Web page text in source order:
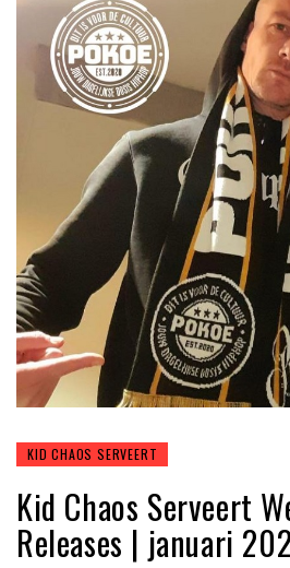
KID CHAOS SERVEERT
Kid Chaos Serveert
Releases | januari